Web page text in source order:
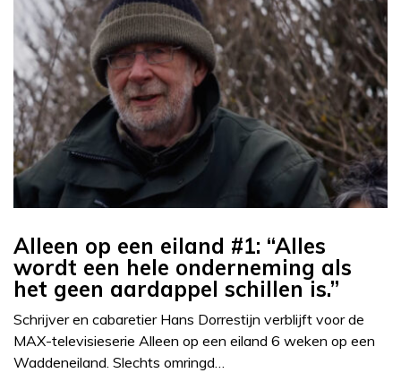
Alleen op een eiland #1: “Alles
wordt een hele onderneming als
het geen aardappel schillen is.”
Schrijver en cabaretier Hans Dorrestijn verblijft voor de
MAX-televisieserie Alleen op een eiland 6 weken op een
Waddeneiland. Slechts omringd…